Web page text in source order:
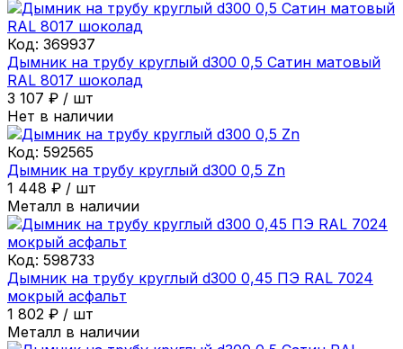
Код: 369937
Дымник на трубу круглый d300 0,5 Сатин матовый
RAL 8017 шоколад
3 107 ₽ / шт
Нет в наличии
Код: 592565
Дымник на трубу круглый d300 0,5 Zn
1 448 ₽ / шт
Металл в наличии
Код: 598733
Дымник на трубу круглый d300 0,45 ПЭ RAL 7024
мокрый асфальт
1 802 ₽ / шт
Металл в наличии